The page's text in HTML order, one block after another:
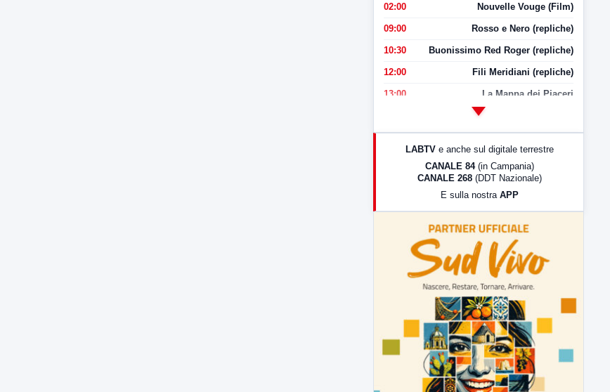
02:00 Nouvelle Vouge (Film)
09:00 Rosso e Nero (repliche)
10:30 Buonissimo Red Roger (repliche)
12:00 Fili Meridiani (repliche)
13:00 La Mappa dei Piaceri
LabNews (Diretta)
LabNews (replica)
LABTV e anche sul digitale terrestre
CANALE 84 (in Campania)
CANALE 268 (DDT Nazionale)
E sulla nostra APP